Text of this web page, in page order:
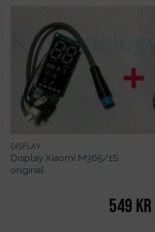
DISPLAY
Display Xiaomi M365/1S
original
549 kr